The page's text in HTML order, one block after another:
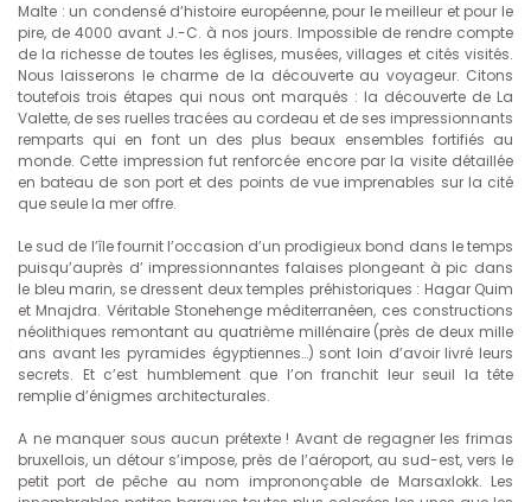
Malte : un condensé d’histoire européenne, pour le meilleur et pour le
pire, de 4000 avant J.-C. à nos jours. Impossible de rendre compte
de la richesse de toutes les églises, musées, villages et cités visités.
Nous laisserons le charme de la découverte au voyageur. Citons
toutefois trois étapes qui nous ont marqués : la découverte de La
Valette, de ses ruelles tracées au cordeau et de ses impressionnants
remparts qui en font un des plus beaux ensembles fortifiés au
monde. Cette impression fut renforcée encore par la visite détaillée
en bateau de son port et des points de vue imprenables sur la cité
que seule la mer offre.
Le sud de l’île fournit l’occasion d’un prodigieux bond dans le temps
puisqu’auprès d’ impressionnantes falaises plongeant à pic dans
le bleu marin, se dressent deux temples préhistoriques : Hagar Quim
et Mnajdra. Véritable Stonehenge méditerranéen, ces constructions
néolithiques remontant au quatrième millénaire (près de deux mille
ans avant les pyramides égyptiennes…) sont loin d’avoir livré leurs
secrets. Et c’est humblement que l’on franchit leur seuil la tête
remplie d’énigmes architecturales.
A ne manquer sous aucun prétexte ! Avant de regagner les frimas
bruxellois, un détour s’impose, près de l’aéroport, au sud-est, vers le
petit port de pêche au nom imprononçable de Marsaxlokk. Les